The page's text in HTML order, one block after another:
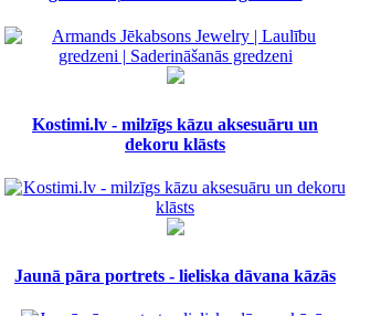
Kostimi.lv - milzīgs kāzu aksesuāru un
dekoru klāsts
Jaunā pāra portrets - lieliska dāvana kāzās